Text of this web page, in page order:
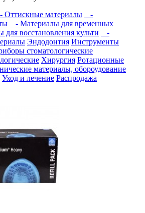
Оттискные материалы
-
- Материалы для временных
восстановления культи
-
Эндодонтия Инструменты
стоматологические
Хирургия Ротационные
материалы, обороудование
Уход и лечение Распродажа